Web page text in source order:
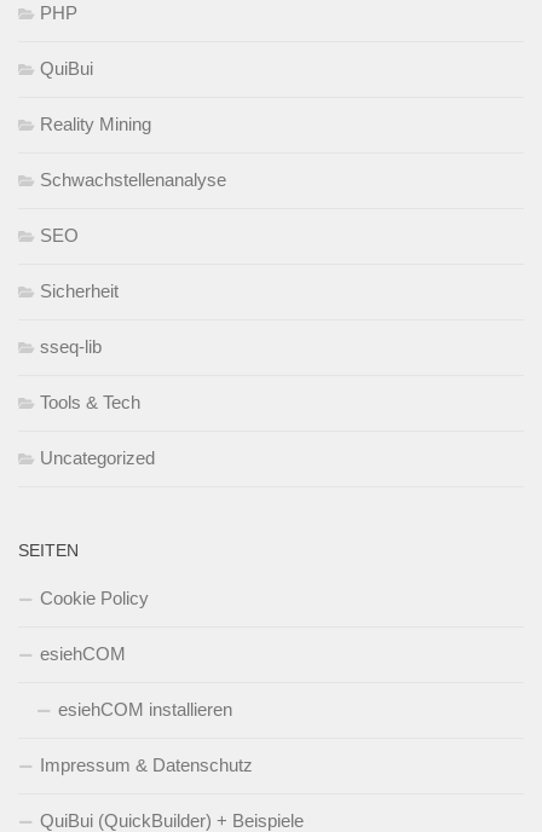
PHP
QuiBui
Reality Mining
Schwachstellenanalyse
SEO
Sicherheit
sseq-lib
Tools & Tech
Uncategorized
SEITEN
Cookie Policy
esiehCOM
esiehCOM installieren
Impressum & Datenschutz
QuiBui (QuickBuilder) + Beispiele